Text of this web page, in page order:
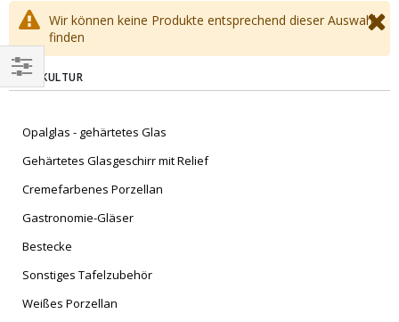
Wir können keine Produkte entsprechend dieser Auswahl
finden
TISCHKULTUR
Opalglas - gehärtetes Glas
Gehärtetes Glasgeschirr mit Relief
Cremefarbenes Porzellan
Gastronomie-Gläser
Bestecke
Sonstiges Tafelzubehör
Weißes Porzellan
EINKAUFEN